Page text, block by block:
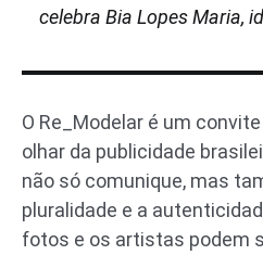
celebra Bia Lopes Maria,
O Re_Modelar é um
olhar da publicidade
não só comunique, mas
pluralidade e a
fotos e os artistas podem